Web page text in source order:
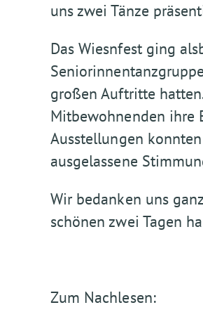
uns zwei Tänze
Das Wiesnfest ging
großen Auftritte
Mitbewohnenden ihre
Ausstellungen
ausgelassene
Wir bedanken uns
schönen zwei Tagen
Zum Nachlesen: